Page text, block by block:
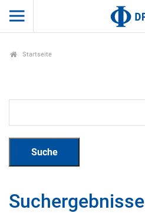
Startseite
Suchergebnisse